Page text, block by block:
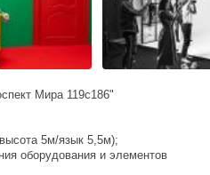
Мира 119с186"
5м/язык 5,5м);
оборудования и элементов